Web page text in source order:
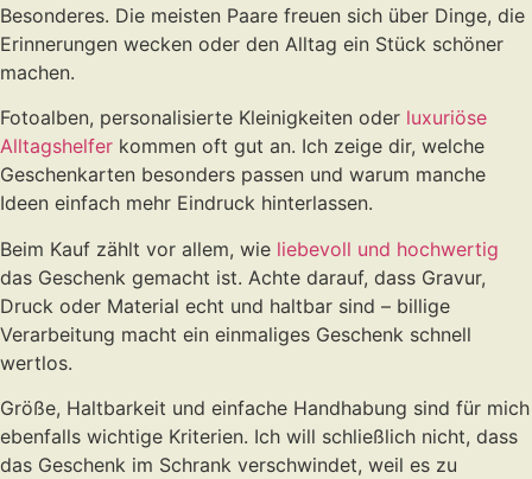
Besonderes. Die meisten Paare freuen sich über Dinge, die
Erinnerungen wecken oder den Alltag ein Stück schöner
machen.
Fotoalben, personalisierte Kleinigkeiten oder luxuriöse
Alltagshelfer kommen oft gut an. Ich zeige dir, welche
Geschenkarten besonders passen und warum manche
Ideen einfach mehr Eindruck hinterlassen.
Beim Kauf zählt vor allem, wie liebevoll und hochwertig
das Geschenk gemacht ist. Achte darauf, dass Gravur,
Druck oder Material echt und haltbar sind – billige
Verarbeitung macht ein einmaliges Geschenk schnell
wertlos.
Größe, Haltbarkeit und einfache Handhabung sind für mich
ebenfalls wichtige Kriterien. Ich will schließlich nicht, dass
das Geschenk im Schrank verschwindet, weil es zu